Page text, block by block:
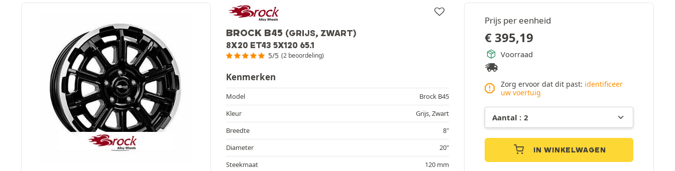
BROCK B45 (GRIJS, ZWART)
8X20 ET43 5X120 65.1
5/5 (2 beoordeling)
Prijs per eenheid
€ 395,19
Voorraad
Zorg ervoor dat dit past: identificeer
uw voertuig
IN WINKELWAGEN
Kenmerken
Model
Brock B45
Kleur
Grijs, Zwart
Breedte
8"
Diameter
20"
Steekmaat
120 mm